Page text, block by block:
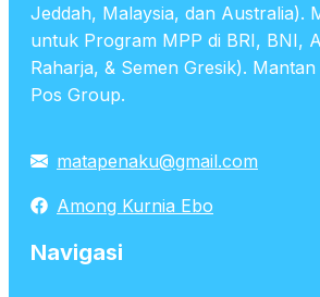
Jeddah, Malaysia, dan Australia).
untuk Program MPP di BRI, BNI,
Raharja, & Semen Gresik).
Pos Group.
matapenaku@gmail.com
Among Kurnia Ebo
Navigasi